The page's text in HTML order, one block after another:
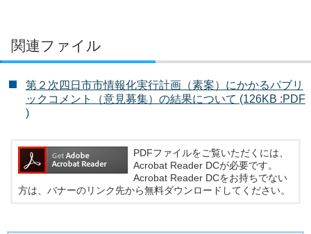
関連ファイル
第２次四日市市情報化実行計画（素案）にかかるパブリ
ックコメント（意見募集）の結果について (126KB :PDF
)
PDFファイルをご覧いただくには、
Acrobat Reader DCが必要です。
Acrobat Reader DCをお持ちでない
方は、バナーのリンク先から無料ダウンロードしてください。